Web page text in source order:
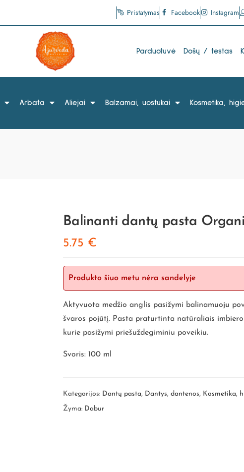
Pristatymas Facebook Instagram
Parduotuvė Došų / testas
Arbata Aliejai Balzamai, uostukai Kosmetika,
Balinanti dantų pasta
5.75 €
Produkto šiuo metu nėra sandelyje
Aktyvuota medžio anglis pasižymi balinamuoju
švaros pojūtį. Pasta praturtinta natūraliais
kurie pasižymi priešuždegiminiu poveikiu.
Svoris: 100 ml
Kategorijos: Dantų pasta, Dantys, dantenos, Kosmetika,
Žyma: Dabur